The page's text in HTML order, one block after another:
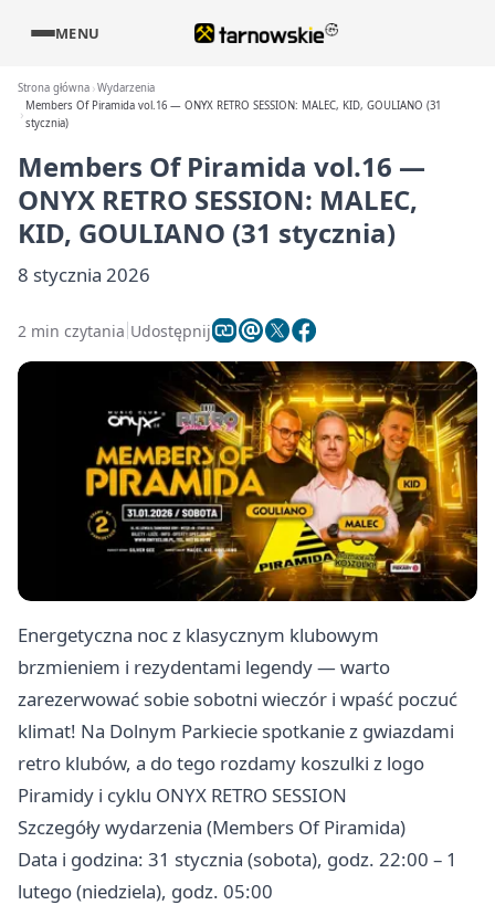
MENU
Strona główna Wydarzenia
Members Of Piramida vol.16 — ONYX RETRO SESSION: MALEC, KID, GOULIANO (31
stycznia)
Members Of Piramida vol.16 —
ONYX RETRO SESSION: MALEC,
KID, GOULIANO (31 stycznia)
8 stycznia 2026
2 min czytania Udostępnij
Energetyczna noc z klasycznym klubowym
brzmieniem i rezydentami legendy — warto
zarezerwować sobie sobotni wieczór i wpaść poczuć
klimat! Na Dolnym Parkiecie spotkanie z gwiazdami
retro klubów, a do tego rozdamy koszulki z logo
Piramidy i cyklu ONYX RETRO SESSION
Szczegóły wydarzenia (Members Of Piramida)
Data i godzina: 31 stycznia (sobota), godz. 22:00 – 1
lutego (niedziela), godz. 05:00